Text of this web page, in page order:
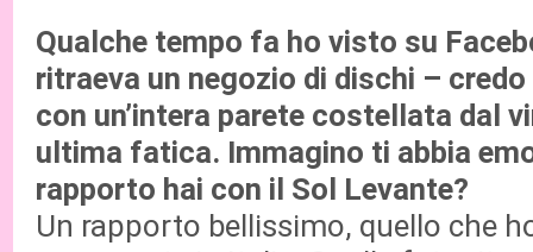
Qualche tempo fa ho visto su
ritraeva un negozio di dischi – credo
con un’intera parete costellata dal
ultima fatica. Immagino ti abbia
rapporto hai con il Sol Levante?
Un rapporto bellissimo, quello che